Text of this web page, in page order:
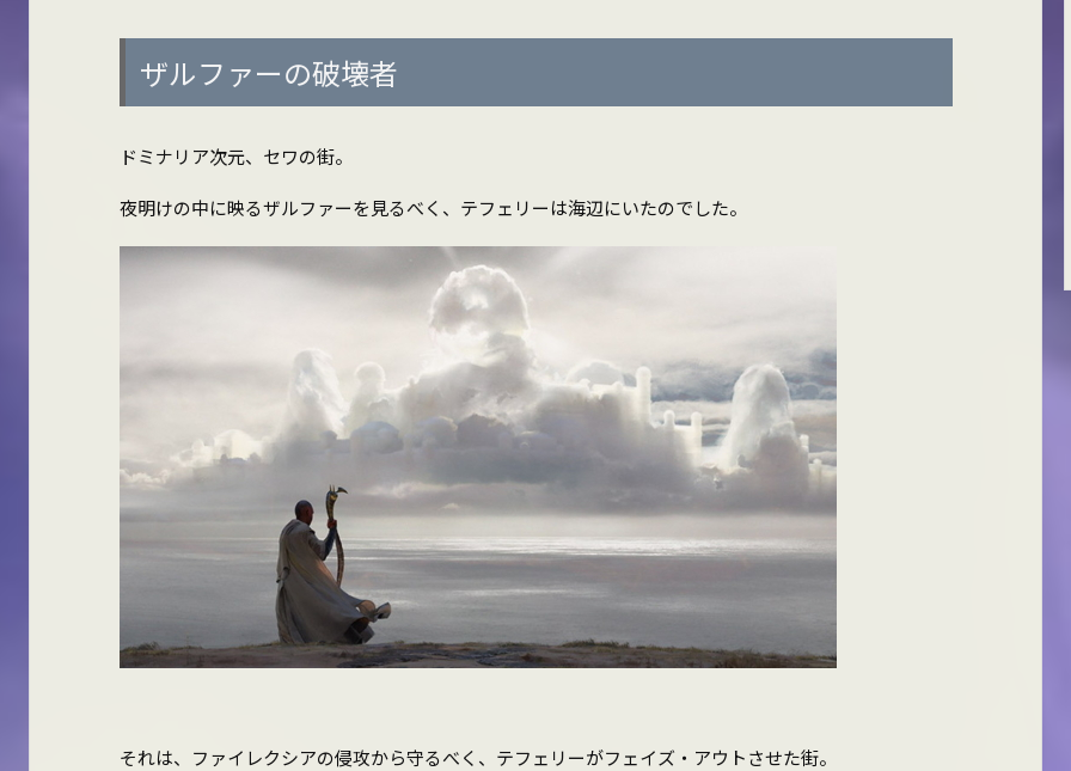
ザルファーの破壊者
ドミナリア次元、セワの街。
夜明けの中に映るザルファーを見るべく、テフェリーは海辺にいたのでした。
それは、ファイレクシアの侵攻から守るべく、テフェリーがフェイズ・アウトさせた街。